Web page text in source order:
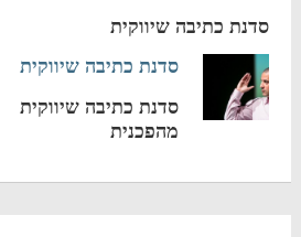
סדנת כתיבה שיווקית
סדנת כתיבה שיווקית
סדנת כתיבה שיווקית
מהפכנית